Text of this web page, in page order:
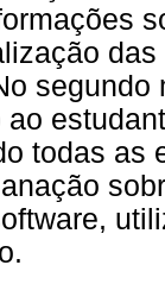
todas as